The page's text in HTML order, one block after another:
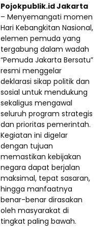
Pojokpublik.id Jakarta
– Menyemangati momen
Hari Kebangkitan Nasional,
elemen pemuda yang
tergabung dalam wadah
“Pemuda Jakarta Bersatu”
resmi menggelar
deklarasi sikap politik dan
sosial untuk mendukung
sekaligus mengawal
seluruh program strategis
dan prioritas pemerintah.
Kegiatan ini digelar
dengan tujuan
memastikan kebijakan
negara dapat berjalan
maksimal, tepat sasaran,
hingga manfaatnya
benar-benar dirasakan
oleh masyarakat di
tingkat paling bawah.